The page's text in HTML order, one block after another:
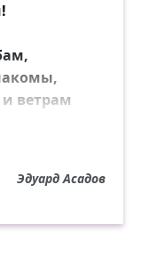
ветрам
Эдуард Асадов